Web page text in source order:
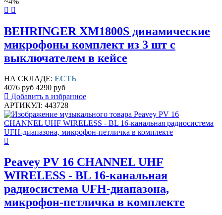
BEHRINGER XM1800S динамические
микрофоны комплект из 3 шт с
выключателем в кейсе
НА СКЛАДЕ: ЕСТЬ
4076 руб 4290 руб
Добавить в избранное
АРТИКУЛ: 443728
Peavey PV 16 CHANNEL UHF
WIRELESS - BL 16-канальная
радиосистема UFH-диапазона,
микрофон-петличка в комплекте